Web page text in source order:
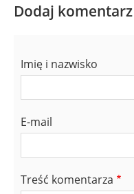
Dodaj komentarz
Imię i nazwisko
E-mail
Treść komentarza